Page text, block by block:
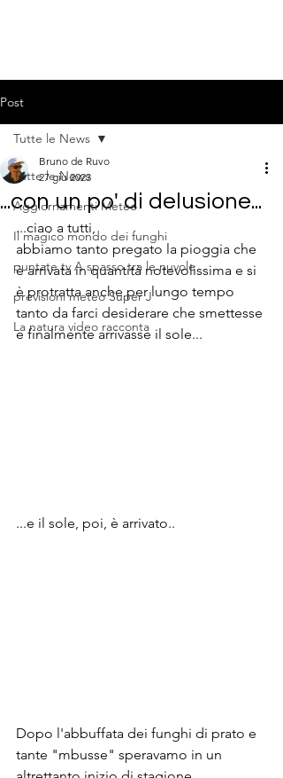
Post
Tutte le News
Aggiornamenti Meteo
Il magico mondo dei funghi
puntate tv A spasso tra le nuvole
previsioni meteo Super J
La natura video racconta
Tutte le News
...con un po' di delusione...
Bruno de Ruvo
27 giu 2023
...ciao a tutti,
abbiamo tanto pregato la pioggia che
è arrivata in quantità notevolissima e si
è protratta anche per lungo tempo
tanto da farci desiderare che smettesse
e finalmente arrivasse il sole...
...e il sole, poi, è arrivato..
Dopo l'abbuffata dei funghi di prato e
tante "mbusse" speravamo in un